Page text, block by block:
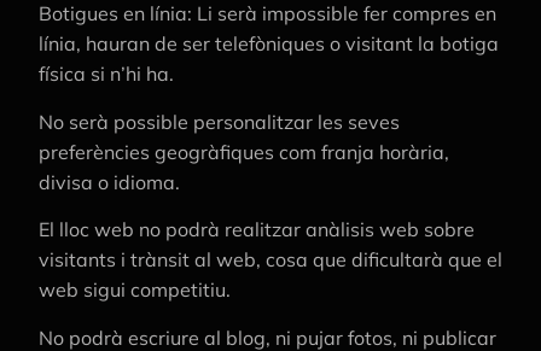
Botigues en línia: Li serà impossible fer compres en
línia, hauran de ser telefòniques o visitant la botiga
física si n’hi ha.
No serà possible personalitzar les seves
preferències geogràfiques com franja horària,
divisa o idioma.
El lloc web no podrà realitzar anàlisis web sobre
visitants i trànsit al web, cosa que dificultarà que el
web sigui competitiu.
No podrà escriure al blog, ni pujar fotos, ni publicar